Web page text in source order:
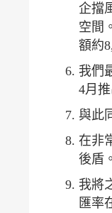
企擋
空間
額約
我們
4月
與此
在非
後盾。
我將
匯率